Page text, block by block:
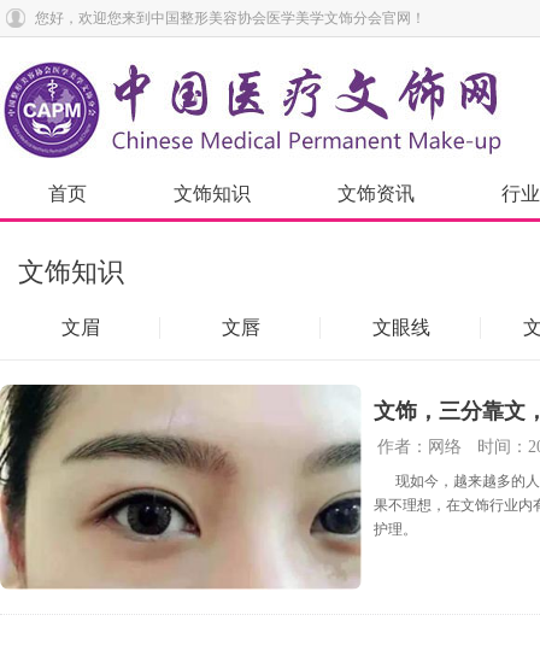
您好，欢迎您来到中国整形美容协会医学美学文饰分会官网！
首页 文饰知识 文饰资讯 行
文饰知识
文眉 文唇 文眼线
文饰，三分靠文
作者：网络 时间：
现如今，越来越多的
果不理想，在文饰行业内
护理。